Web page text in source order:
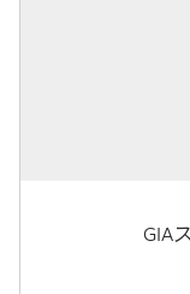
GIA